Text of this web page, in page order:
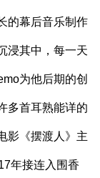
的幕后音乐制作
浸其中，每一天
为他后期的创
多首耳熟能详的
影《摆渡人》主
年接连入围香